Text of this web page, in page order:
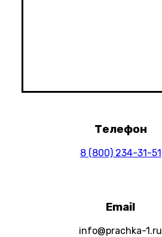
Телефон
8 (800) 234-31-51
Email
info@prachka-1.ru